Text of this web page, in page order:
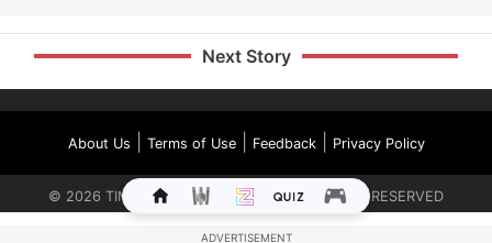
Next Story
About Us Terms of Use| Feedback| Privacy Policy
© 2026 TIMES INTERNET LIMITED. ALL RIGHTS RESERVED